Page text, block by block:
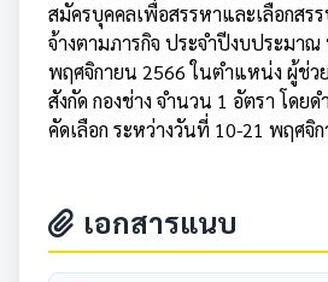
สมัครบุคคลเพื่อสรรหาและเลือกสร
จ้างตามภารกิจ ประจำปีงบประมา
พฤศจิกายน 2566 ในตำแหน่ง ผู้ช่ว
สังกัด กองช่าง จำนวน 1 อัตรา โดย
คัดเลือก ระหว่างวันที่ 10-21 พฤศจิ
เอกสารแนบ